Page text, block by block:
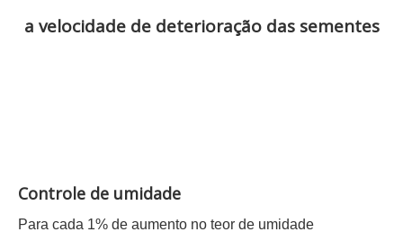
a velocidade de deterioração das sementes
Controle de umidade
Para cada 1% de aumento no teor de umidade